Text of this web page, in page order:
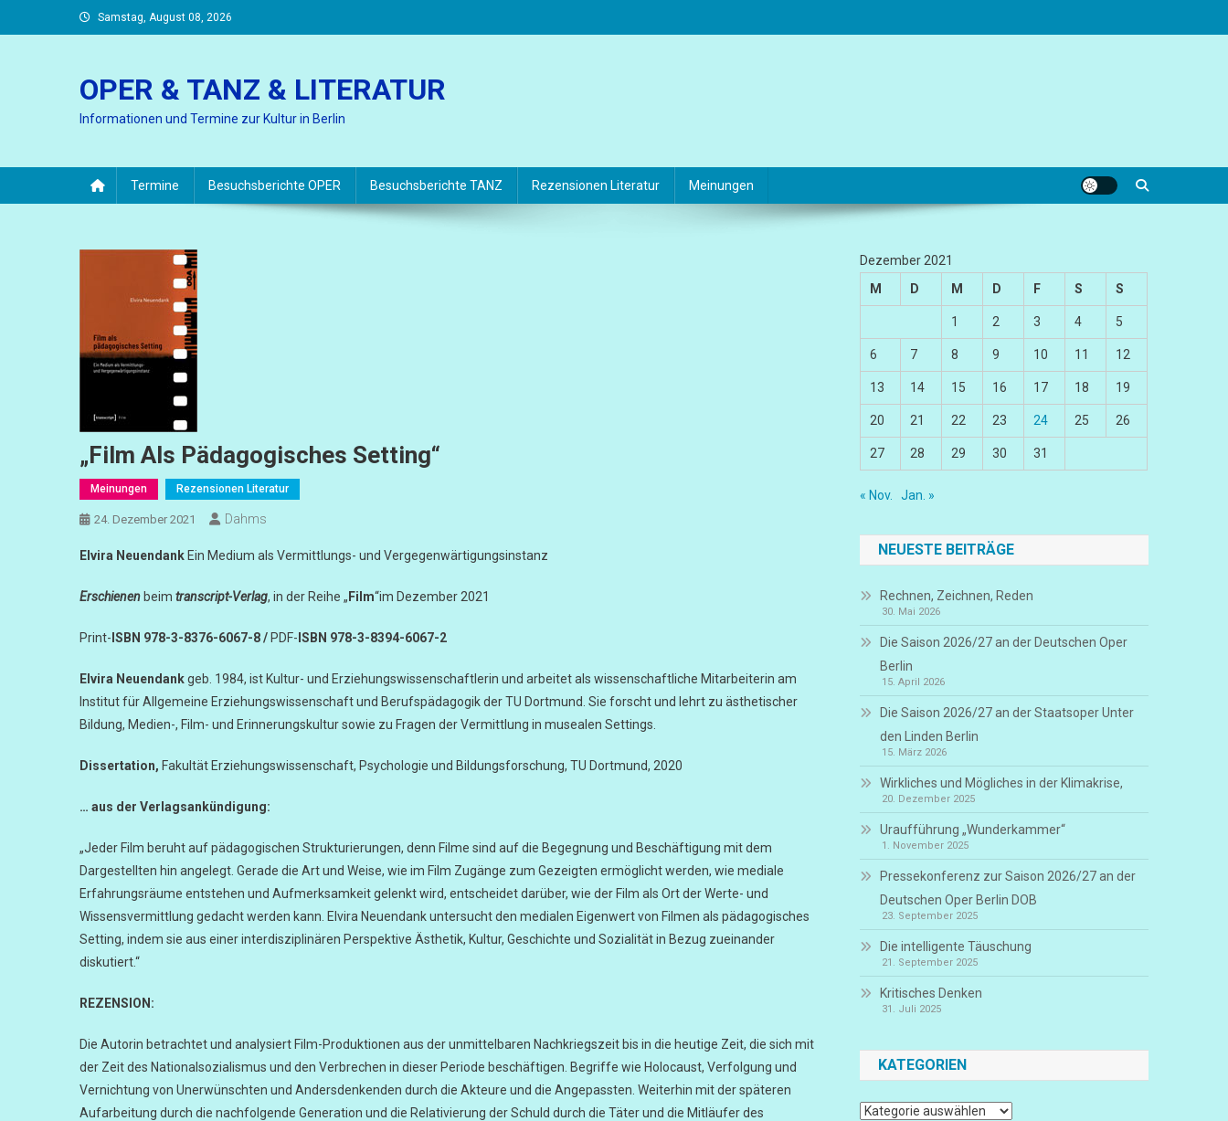
to
Samstag, August 08, 2026
OPER & TANZ & LITERATUR
Informationen und Termine zur Kultur in Berlin
Termine Besuchsberichte OPER Besuchsberichte TANZ Rezensionen Literatur Meinungen
„Film Als Pädagogisches Setting“
Meinungen Rezensionen Literatur
24. Dezember 2021 Dahms
Elvira Neuendank Ein Medium als Vermittlungs- und Vergegenwärtigungsinstanz
Erschienen beim transcript-Verlag, in der Reihe „ Film“im Dezember 2021
Print- ISBN 978-3-8376-6067-8 / PDF- ISBN 978-3-8394-6067-2
Elvira Neuendankgeb. 1984, ist Kultur- und Erziehungswissenschaftlerin und arbeitet als wissenschaftliche Mitarbeiterin am
Institut für Allgemeine Erziehungswissenschaft und Berufspädagogik der TU Dortmund. Sie forscht und lehrt zu ästhetischer
Bildung, Medien-, Film- und Erinnerungskultur sowie zu Fragen der Vermittlung in musealen Settings.
Dissertation, Fakultät Erziehungswissenschaft, Psychologie und Bildungsforschung, TU Dortmund, 2020
… aus der Verlagsankündigung:
„Jeder Film beruht auf pädagogischen Strukturierungen, denn Filme sind auf die Begegnung und Beschäftigung mit dem
Dargestellten hin angelegt. Gerade die Art und Weise, wie im Film Zugänge zum Gezeigten ermöglicht werden, wie mediale
Erfahrungsräume entstehen und Aufmerksamkeit gelenkt wird, entscheidet darüber, wie der Film als Ort der Werte- und
Wissensvermittlung gedacht werden kann. Elvira Neuendank untersucht den medialen Eigenwert von Filmen als pädagogisches
Setting, indem sie aus einer interdisziplinären Perspektive Ästhetik, Kultur, Geschichte und Sozialität in Bezug zueinander
diskutiert.“
REZENSION:
Die Autorin betrachtet und analysiert Film-Produktionen aus der unmittelbaren Nachkriegszeit bis in die heutige Zeit, die sich mit
der Zeit des Nationalsozialismus und den Verbrechen in dieser Periode beschäftigen. Begriffe wie Holocaust, Verfolgung und
Vernichtung von Unerwünschten und Andersdenkenden durch die Akteure und die Angepassten. Weiterhin mit der späteren
Aufarbeitung durch die nachfolgende Generation und die Relativierung der Schuld durch die Täter und die Mitläufer des
Dezember 2021
M
D M D F S S
1 2 3 4 5
6 7 8 9 10 11 12
13 14 15 16 17 18 19
20 21 22 23 24 25 26
27 28 29 30 31
« Nov. Jan. »
NEUESTE BEITRÄGE
Rechnen, Zeichnen, Reden
30. Mai 2026
Die Saison 2026/27 an der Deutschen Oper
Berlin
15. April 2026
Die Saison 2026/27 an der Staatsoper Unter
den Linden Berlin
15. März 2026
Wirkliches und Mögliches in der Klimakrise,
20. Dezember 2025
Uraufführung „Wunderkammer“
1. November 2025
Pressekonferenz zur Saison 2026/27 an der
Deutschen Oper Berlin DOB
23. September 2025
Die intelligente Täuschung
21. September 2025
Kritisches Denken
31. Juli 2025
KATEGORIEN
Kategorien